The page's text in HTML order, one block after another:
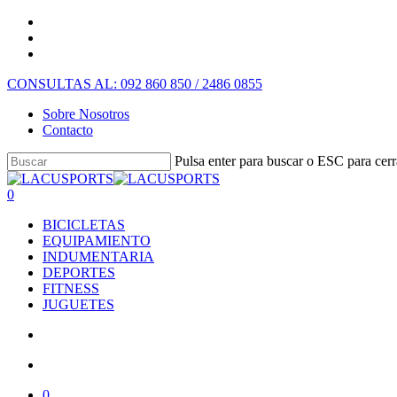
CONSULTAS AL: 092 860 850 / 2486 0855
Sobre Nosotros
Contacto
Pulsa enter para buscar o ESC para
0
BICICLETAS
EQUIPAMIENTO
INDUMENTARIA
DEPORTES
FITNESS
JUGUETES